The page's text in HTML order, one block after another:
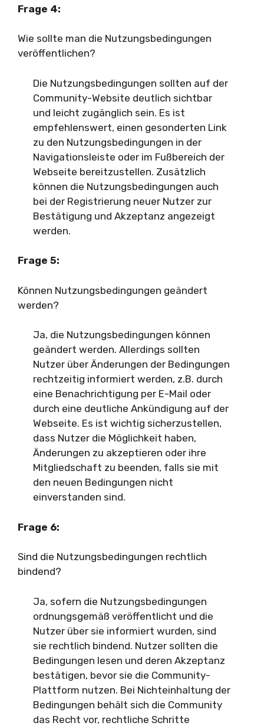
Frage 4:
Wie sollte man die Nutzungsbedingungen
veröffentlichen?
Die Nutzungsbedingungen sollten auf der
Community-Website deutlich sichtbar
und leicht zugänglich sein. Es ist
empfehlenswert, einen gesonderten Link
zu den Nutzungsbedingungen in der
Navigationsleiste oder im Fußbereich der
Webseite bereitzustellen. Zusätzlich
können die Nutzungsbedingungen auch
bei der Registrierung neuer Nutzer zur
Bestätigung und Akzeptanz angezeigt
werden.
Frage 5:
Können Nutzungsbedingungen geändert
werden?
Ja, die Nutzungsbedingungen können
geändert werden. Allerdings sollten
Nutzer über Änderungen der Bedingungen
rechtzeitig informiert werden, z.B. durch
eine Benachrichtigung per E-Mail oder
durch eine deutliche Ankündigung auf der
Webseite. Es ist wichtig sicherzustellen,
dass Nutzer die Möglichkeit haben,
Änderungen zu akzeptieren oder ihre
Mitgliedschaft zu beenden, falls sie mit
den neuen Bedingungen nicht
einverstanden sind.
Frage 6:
Sind die Nutzungsbedingungen rechtlich
bindend?
Ja, sofern die Nutzungsbedingungen
ordnungsgemäß veröffentlicht und die
Nutzer über sie informiert wurden, sind
sie rechtlich bindend. Nutzer sollten die
Bedingungen lesen und deren Akzeptanz
bestätigen, bevor sie die Community-
Plattform nutzen. Bei Nichteinhaltung der
Bedingungen behält sich die Community
das Recht vor, rechtliche Schritte